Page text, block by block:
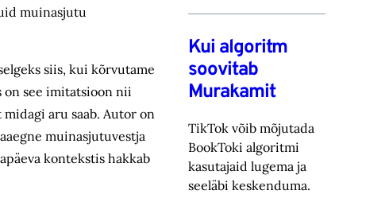
muinasjutu
siis, kui kõrvutame
on see imitatsioon nii
midagi aru saab. Autor on
muinasjutuvestja
kontekstis hakkab
Kui algoritm
soovitab
Murakamit
TikTok võib mõjutada
BookToki algoritmi
kasutajaid lugema ja
seeläbi keskenduma.‎